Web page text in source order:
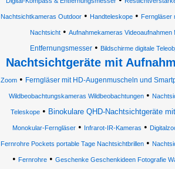
Nachtsichtkameras Outdoor• Handteleskope• Ferngläser
Nachtsicht • Aufnahmekameras
Entfernungsmesser• Bildschirme digitale
Nachtsichtgeräte mit
Zoom • Ferngläser mit HD-Augenmuscheln und
Wildbeobachtungskameras Wildbeobachtungen•
Teleskope• Binokulare QHD-Nachtsichtgeräte
Monokular-Ferngläser • Infrarot-IR-Kameras •
Fernrohre Pockets portable Tage Nachtsichtbrillen•
• Fernrohre • Geschenke Geschenkideen Fotografie